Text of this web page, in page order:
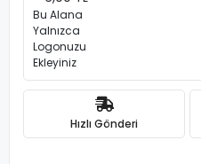
Bu Alana
Yalnızca
Logonuzu
Ekleyiniz
Hızlı Gönderi